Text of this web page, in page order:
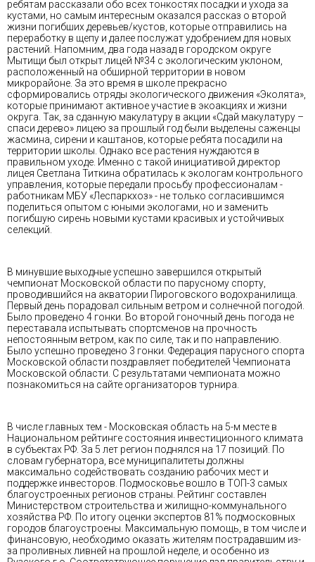
ребятам рассказали обо всех тонкостях посадки и ухода за
кустами, но самым интересным оказался рассказ о второй
жизни погибших деревьев/кустов, которые отправились на
переработку в щепу и далее послужат удобрением для новых
растений. Напомним, два года назад в городском округе
Мытищи был открыт лицей №34 с экологическим уклоном,
расположенный на обширной территории в новом
микрорайоне. За это время в школе прекрасно
сформировались отряды экологического движения «Эколята»,
которые принимают активное участие в экоакциях и жизни
округа. Так, за сданную макулатуру в акции «Сдай макулатуру –
спаси дерево» лицею за прошлый год были выделены саженцы
жасмина, сирени и каштанов, которые ребята посадили на
территории школы. Однако все растения нуждаются в
правильном уходе. Именно с такой инициативой директор
лицея Светлана Титкина обратилась к экологам контрольного
управления, которые передали просьбу профессионалам -
работникам МБУ «Леспаркхоз» - не только согласившимся
поделиться опытом с юными экологами, но и заменить
погибшую сирень новыми кустами красивых и устойчивых
селекций.
В минувшие выходные успешно завершился открытый
чемпионат Московской области по парусному спорту,
проводившийся на акватории Пироговского водохранилища.
Первый день порадовал сильным ветром и солнечной погодой.
Было проведено 4 гонки. Во второй гоночный день погода не
переставала испытывать спортсменов на прочность
непостоянным ветром, как по силе, так и по направлению.
Было успешно проведено 3 гонки. Федерация парусного спорта
Московской области поздравляет победителей Чемпионата
Московской области. С результатами чемпионата можно
познакомиться на сайте организаторов турнира.
В числе главных тем - Московская область на 5-м месте в
Национальном рейтинге состояния инвестиционного климата
в субъектах РФ. За 5 лет регион поднялся на 17 позиций. По
словам губернатора, все муниципалитеты должны
максимально содействовать созданию рабочих мест и
поддержке инвесторов. Подмосковье вошло в ТОП-3 самых
благоустроенных регионов страны. Рейтинг составлен
Министерством строительства и жилищно-коммунального
хозяйства РФ. По итогу оценки экспертов 81% подмосковных
городов благоустроены. Максимальную помощь, в том числе и
финансовую, необходимо оказать жителям пострадавшим из-
за проливных ливней на прошлой неделе, и особенно из